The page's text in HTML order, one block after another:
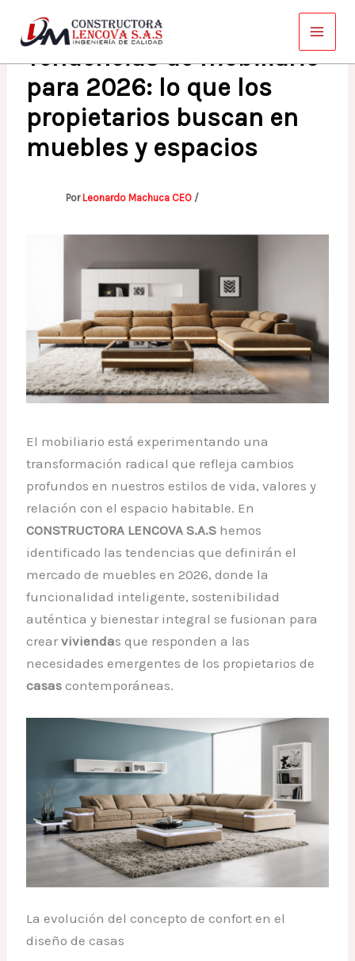
Tendencias de mobiliario
para 2026: lo que los
propietarios buscan en
muebles y espacios
Por Leonardo Machuca CEO /
El mobiliario está experimentando una
transformación radical que refleja cambios
profundos en nuestros estilos de vida, valores y
relación con el espacio habitable. En
CONSTRUCTORA LENCOVA S.A.S hemos
identificado las tendencias que definirán el
mercado de muebles en 2026, donde la
funcionalidad inteligente, sostenibilidad
auténtica y bienestar integral se fusionan para
crearviviendas que responden a las
necesidades emergentes de los propietarios de
casas contemporáneas.
La evolución del concepto de confort en el
diseño de casas